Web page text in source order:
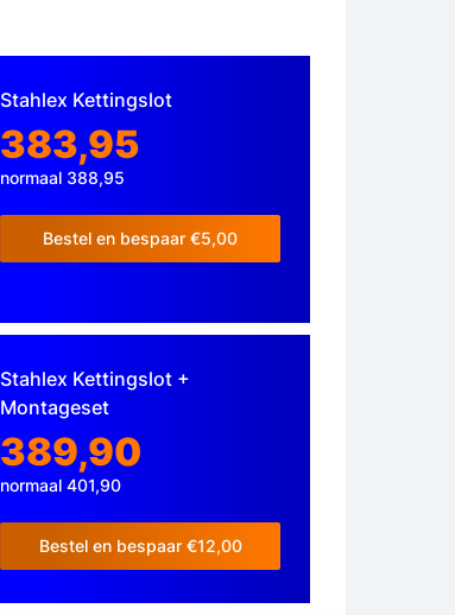
Stahlex Kettingslot
383,95
normaal 388,95
Bestel en bespaar €5,00
Stahlex Kettingslot +
Montageset
389,90
normaal 401,90
Bestel en bespaar €12,00